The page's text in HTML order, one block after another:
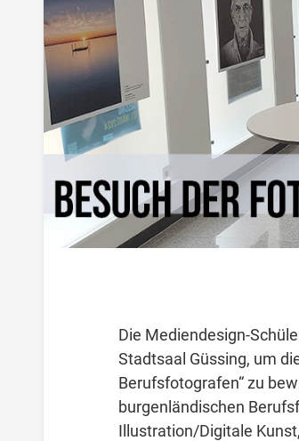
Die Mediendesign-
Stadtsaal Güssing, um
Berufsfotografen“ zu
burgenländischen
Illustration/Digitale